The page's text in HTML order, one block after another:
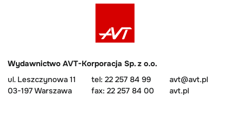
Wydawnictwo AVT-Korporacja Sp. z o.o.
ul. Leszczynowa 11
03-197 Warszawa
tel: 22 257 84 99
fax: 22 257 84 00
avt@avt.pl
avt.pl